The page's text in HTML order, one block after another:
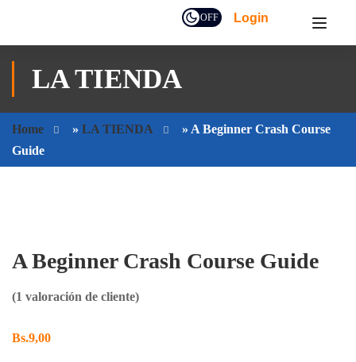
OFF Login
LA TIENDA
Home » LA TIENDA » A Beginner Crash Course
Guide
A Beginner Crash Course Guide
(1 valoración de cliente)
Bs.9,00